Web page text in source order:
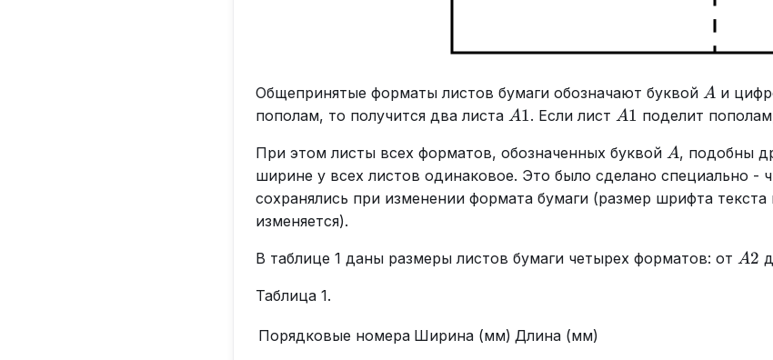
Общепринятые форматы листов бумаги обозначают буквой A
A и
пополам, то получится два листа A1
A1. Если лист A1
A1 поделит
При этом листы всех форматов, обозначенных буквой A
A, подобны
ширине у всех листов одинаковое. Это было сделано специально -
сохранялись при изменении формата бумаги (размер шрифта
изменяется).
В таблице 1 даны размеры листов бумаги четырех форматов: от A2
A2
Таблица 1.
Порядковые номера Ширина (мм) Длина (мм)